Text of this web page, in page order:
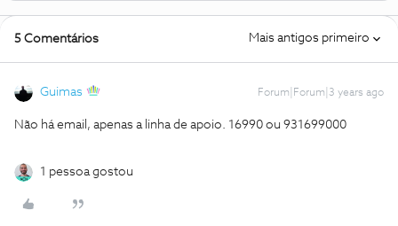
5 Comentários Mais antigos primeiro
Guimas Forum|Forum|3 years ago
Não há email, apenas a linha de apoio. 16990 ou 931699000
1 pessoa gostou